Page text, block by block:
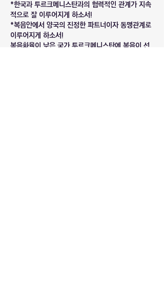
*한국과 투르크메니스탄과의 협력적인 관계가 지속
적으로 잘 이루어지게 하소서!
*복음안에서 양국의 진정한 파트너이자 동맹관계로
이루어지게 하소서!
복음화율이 낮은 국가 투르크메니스탄에 복음이 선